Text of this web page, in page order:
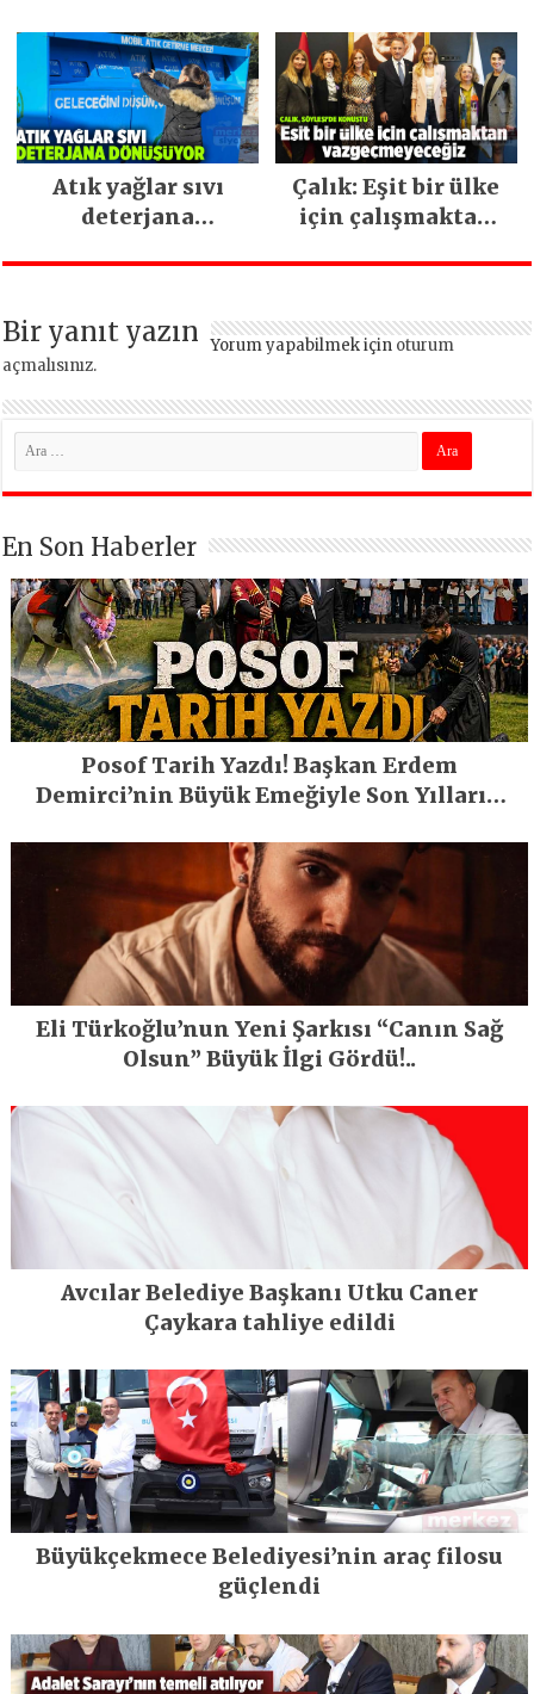
ara vermeden
devam ediyor
Atık yağlar sıvı
deterjana
Çalık: Eşit bir ülke
için çalışmaktan
Bir yanıt yazın Yorum yapabilmek için oturum
açmalısınız.
En Son Haberler
Posof Tarih Yazdı! Başkan Erdem
Demirci’nin Büyük Emeğiyle Son Yılların
Eli Türkoğlu’nun Yeni Şarkısı “Canın Sağ
Olsun” Büyük İlgi Gördü!..
Avcılar Belediye Başkanı Utku Caner
Çaykara tahliye edildi
Büyükçekmece Belediyesi’nin araç filosu
güçlendi